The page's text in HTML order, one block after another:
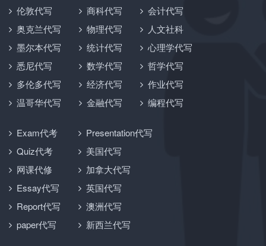
伦敦代写
奥克兰代写
墨尔本代写
悉尼代写
多伦多代写
温哥华代写
商科代写
物理代写
统计代写
数学代写
经济代写
金融代写
会计代写
人文社科
心理学代写
哲学代写
作业代写
编程代写
Exam代考
Quiz代考
网课代修
Essay代写
Report代写
paper代写
Presentation代写
美国代写
加拿大代写
英国代写
澳洲代写
新西兰代写